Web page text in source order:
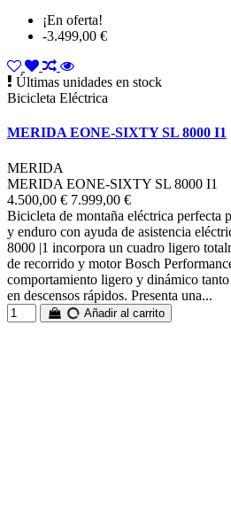
¡En oferta!
-3.499,00 €
Últimas unidades en stock
Bicicleta Eléctrica
MERIDA EONE-SIXTY SL 8000 I1
MERIDA
MERIDA EONE-SIXTY SL 8000 I1
4.500,00 € 7.999,00 €
Bicicleta de montaña eléctrica perfecta
y enduro con ayuda de asistencia
8000 |1 incorpora un cuadro ligero
de recorrido y motor Bosch
comportamiento ligero y dinámico
en descensos rápidos. Presenta una...
Añadir al carrito